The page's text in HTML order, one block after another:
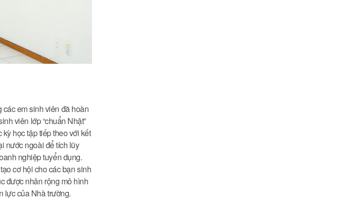
em sinh viên đã hoàn
viên lớp “chuẩn Nhật”
học tập tiếp theo với kết
nước ngoài để tích lũy
nghiệp tuyển dụng.
cơ hội cho các bạn sinh
được nhân rộng mô hình
lực của Nhà trường.